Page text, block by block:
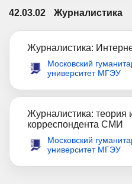
42.03.02 Журналистика
Журналистика:
Московский
университет МГЭУ
Журналистика: теория
корреспондента СМИ
Московский
университет МГЭУ